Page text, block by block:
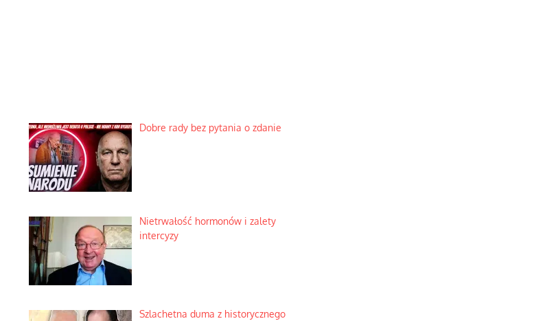
Dobre rady bez pytania o zdanie
Nietrwałość hormonów i zalety
intercyzy
Szlachetna duma z historycznego